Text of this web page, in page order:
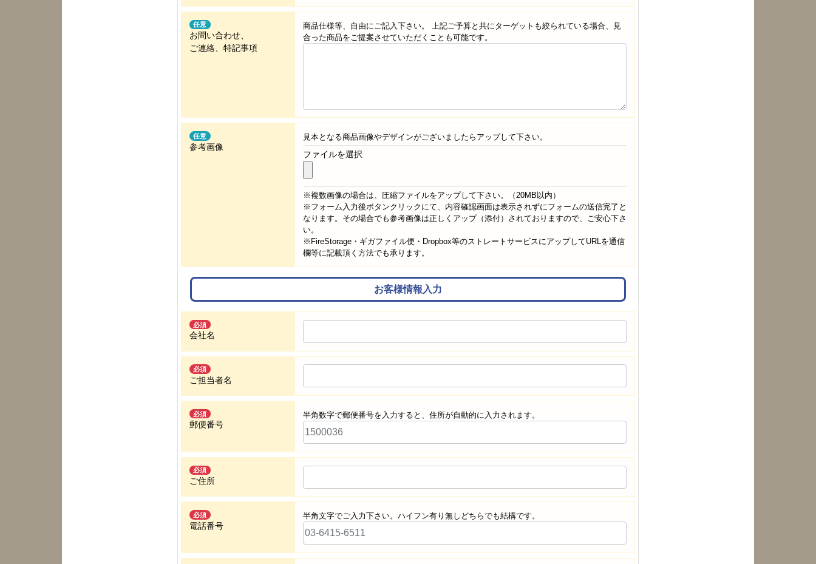
任意
お問い合わせ、
ご連絡、特記事項
商品仕様等、自由にご記入下さい。 上記ご予算と共にターゲットも絞られている場合、見
合った商品をご提案させていただくことも可能です。
任意
参考画像
見本となる商品画像やデザインがございましたらアップして下さい。
ファイルを選択
※複数画像の場合は、圧縮ファイルをアップして下さい。（20MB以内）
※フォーム入力後ボタンクリックにて、内容確認画面は表示されずにフォームの送信完了と
なります。その場合でも参考画像は正しくアップ（添付）されておりますので、ご安心下さ
い。
※FireStorage・ギガファイル便・Dropbox等のストレートサービスにアップしてURLを通信
欄等に記載頂く方法でも承ります。
お客様情報入力
必須
会社名
必須
ご担当者名
必須
郵便番号
半角数字で郵便番号を入力すると、住所が自動的に入力されます。
必須
ご住所
必須
電話番号
半角文字でご入力下さい。ハイフン有り無しどちらでも結構です。